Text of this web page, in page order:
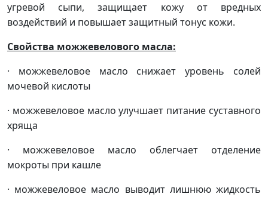
угревой сыпи, защищает кожу от вредных
воздействий и повышает защитный тонус кожи.
Свойства можжевелового масла:
· можжевеловое масло снижает уровень солей
мочевой кислоты
· можжевеловое масло улучшает питание суставного
хряща
· можжевеловое масло облегчает отделение
мокроты при кашле
· можжевеловое масло выводит лишнюю жидкость